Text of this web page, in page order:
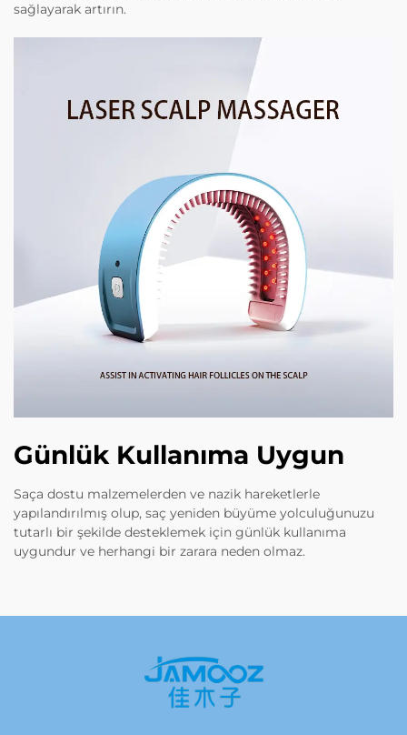
sağlayarak artırın.
Günlük Kullanıma Uygun
Saça dostu malzemelerden ve nazik hareketlerle
yapılandırılmış olup, saç yeniden büyüme yolculuğunuzu
tutarlı bir şekilde desteklemek için günlük kullanıma
uygundur ve herhangi bir zarara neden olmaz.